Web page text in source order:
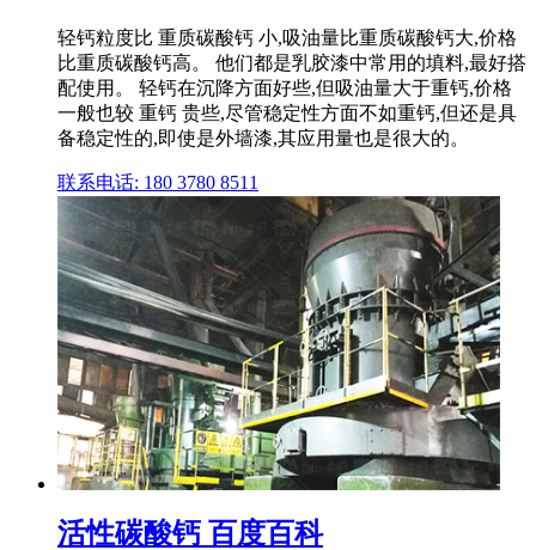
轻钙粒度比 重质碳酸钙 小,吸油量比重质碳酸钙大,价格
比重质碳酸钙高。 他们都是乳胶漆中常用的填料,最好搭
配使用。 轻钙在沉降方面好些,但吸油量大于重钙,价格
一般也较 重钙 贵些,尽管稳定性方面不如重钙,但还是具
备稳定性的,即使是外墙漆,其应用量也是很大的。
联系电话: 180 3780 8511
活性碳酸钙 百度百科